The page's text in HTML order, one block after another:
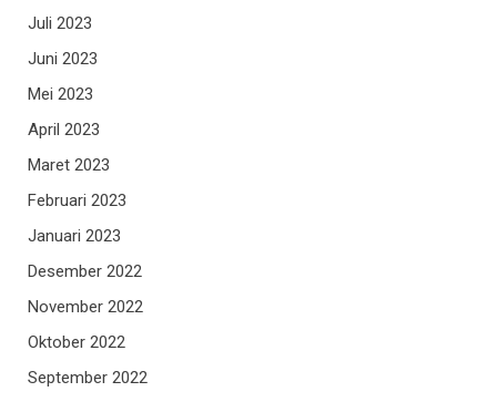
Juli 2023
Juni 2023
Mei 2023
April 2023
Maret 2023
Februari 2023
Januari 2023
Desember 2022
November 2022
Oktober 2022
September 2022